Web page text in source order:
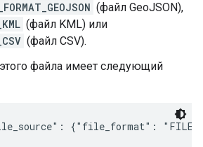
(файл GeoJSON),
(файл KML) или
(файл CSV).
файла имеет следующий
{"file_format":